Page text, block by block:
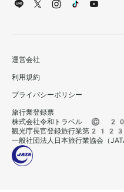
運営会社
利用規約
プライバシーポリシー
旅行業登録票
株式会社令和トラベル ©
観光庁長官登録旅行業第
一般社団法人日本旅行業協会（